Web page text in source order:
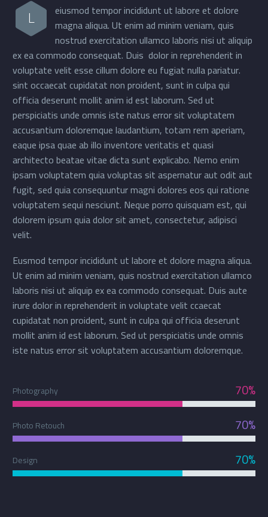
L
eiusmod tempor incididunt ut labore et dolore
magna aliqua. Ut enim ad minim veniam, quis
nostrud exercitation ullamco laboris nisi ut aliquip
ex ea commodo consequat. Duis dolor in reprehenderit in
voluptate velit esse cillum dolore eu fugiat nulla pariatur.
sint occaecat cupidatat non proident, sunt in culpa qui
officia deserunt mollit anim id est laborum. Sed ut
perspiciatis unde omnis iste natus error sit voluptatem
accusantium doloremque laudantium, totam rem aperiam,
eaque ipsa quae ab illo inventore veritatis et quasi
architecto beatae vitae dicta sunt explicabo. Nemo enim
ipsam voluptatem quia voluptas sit aspernatur aut odit aut
fugit, sed quia consequuntur magni dolores eos qui ratione
voluptatem sequi nesciunt. Neque porro quisquam est, qui
dolorem ipsum quia dolor sit amet, consectetur, adipisci
velit.
Eusmod tempor incididunt ut labore et dolore magna aliqua.
Ut enim ad minim veniam, quis nostrud exercitation ullamco
laboris nisi ut aliquip ex ea commodo consequat. Duis aute
irure dolor in reprehenderit in voluptate velit ccaecat
cupidatat non proident, sunt in culpa qui officia deserunt
mollit anim id est laborum. Sed ut perspiciatis unde omnis
iste natus error sit voluptatem accusantium doloremque.
Photography 70%
Photo Retouch 70%
Design 70%